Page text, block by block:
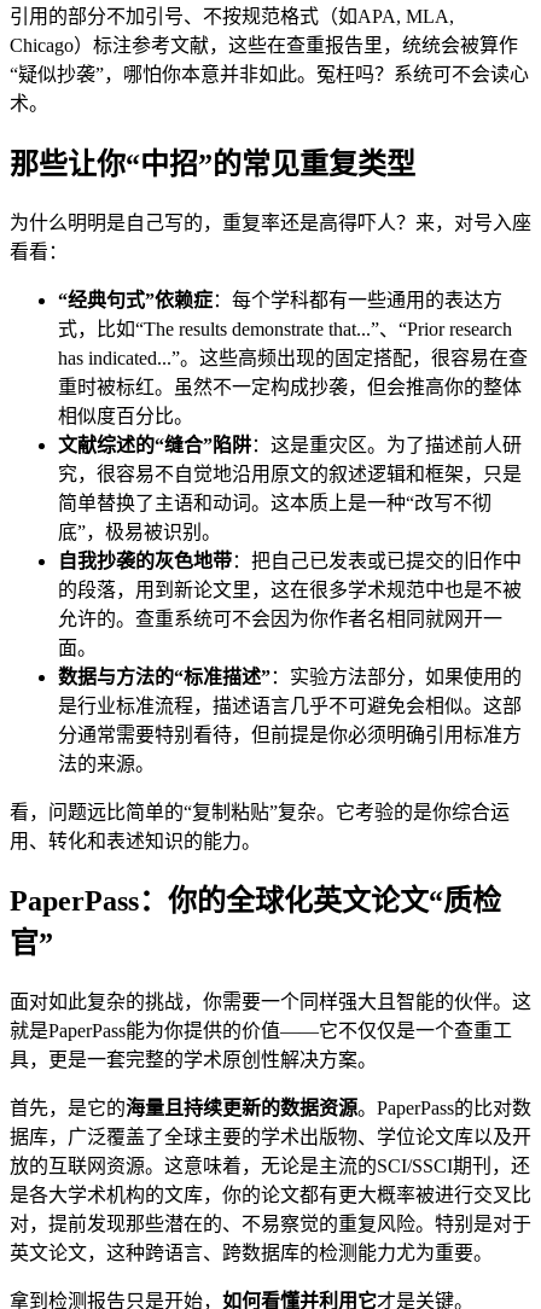
引用的部分不加引号、不按规范格式（如APA, MLA,
Chicago）标注参考文献，这些在查重报告里，统统会被算作
“疑似抄袭”，哪怕你本意并非如此。冤枉吗？系统可不会读心
术。
那些让你“中招”的常见重复类型
为什么明明是自己写的，重复率还是高得吓人？来，对号入座
看看：
“经典句式”依赖症：每个学科都有一些通用的表达方
式，比如“The results demonstrate that...”、“Prior research
has indicated...”。这些高频出现的固定搭配，很容易在查
重时被标红。虽然不一定构成抄袭，但会推高你的整体
相似度百分比。
文献综述的“缝合”陷阱：这是重灾区。为了描述前人研
究，很容易不自觉地沿用原文的叙述逻辑和框架，只是
简单替换了主语和动词。这本质上是一种“改写不彻
底”，极易被识别。
自我抄袭的灰色地带：把自己已发表或已提交的旧作中
的段落，用到新论文里，这在很多学术规范中也是不被
允许的。查重系统可不会因为你作者名相同就网开一
面。
数据与方法的“标准描述”：实验方法部分，如果使用的
是行业标准流程，描述语言几乎不可避免会相似。这部
分通常需要特别看待，但前提是你必须明确引用标准方
法的来源。
看，问题远比简单的“复制粘贴”复杂。它考验的是你综合运
用、转化和表述知识的能力。
PaperPass：你的全球化英文论文“质检
官”
面对如此复杂的挑战，你需要一个同样强大且智能的伙伴。这
就是PaperPass能为你提供的价值——它不仅仅是一个查重工
具，更是一套完整的学术原创性解决方案。
首先，是它的海量且持续更新的数据资源。PaperPass的比对数
据库，广泛覆盖了全球主要的学术出版物、学位论文库以及开
放的互联网资源。这意味着，无论是主流的SCI/SSCI期刊，还
是各大学术机构的文库，你的论文都有更大概率被进行交叉比
对，提前发现那些潜在的、不易察觉的重复风险。特别是对于
英文论文，这种跨语言、跨数据库的检测能力尤为重要。
拿到检测报告只是开始， 如何看懂并利用它才是关键。